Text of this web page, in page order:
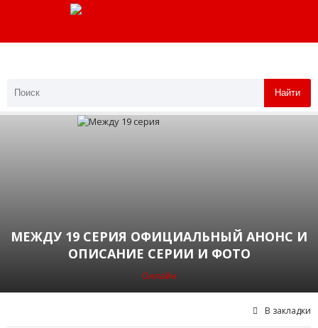
Найти
МЕЖДУ 19 СЕРИЯ ОФИЦИАЛЬНЫЙ АНОНС И
ОПИСАНИЕ СЕРИИ И ФОТО
Онлайн
В закладки